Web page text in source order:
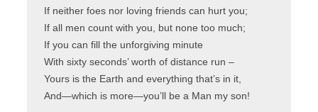
If neither foes nor loving friends can hurt you;
If all men count with you, but none too much;
If you can fill the unforgiving minute
With sixty seconds’ worth of distance run –
Yours is the Earth and everything that’s in it,
And—which is more—you’ll be a Man my son!